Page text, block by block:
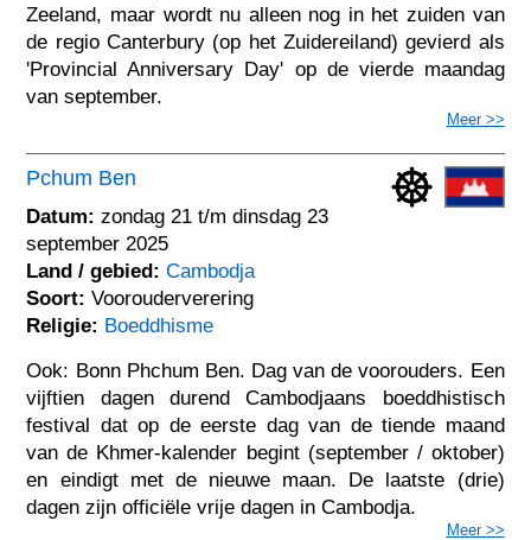
Zeeland, maar wordt nu alleen nog in het zuiden van
de regio Canterbury (op het Zuidereiland) gevierd als
'Provincial Anniversary Day' op de vierde maandag
van september.
Meer >>
Pchum Ben
Datum: zondag 21 t/m dinsdag 23
september 2025
Land / gebied: Cambodja
Soort: Voorouderverering
Religie: Boeddhisme
Ook: Bonn Phchum Ben. Dag van de voorouders. Een
vijftien dagen durend Cambodjaans boeddhistisch
festival dat op de eerste dag van de tiende maand
van de Khmer-kalender begint (september / oktober)
en eindigt met de nieuwe maan. De laatste (drie)
dagen zijn officiële vrije dagen in Cambodja.
Meer >>